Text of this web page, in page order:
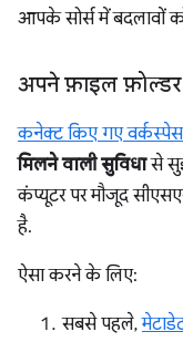
आपके सोर्स में बदलावों
अपने फ़ाइल
कनेक्ट किए गए
मिलने वाली सुविधासे
कंप्यूटर पर मौजूद
है.
ऐसा करने के लिए:
सबसे पहले,